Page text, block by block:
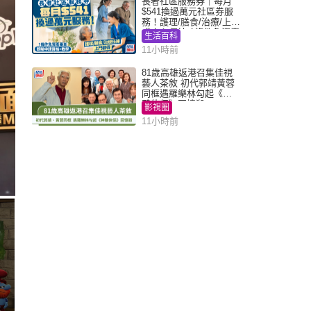
$541換過萬元社區券服
務！護理/膳食/治療/上門
或中心任揀 1條件免資產
審查（附申請資格及教
學）
生活百科
11小時前
81歲高雄返港召集佳視
藝人茶敘 初代郭靖黃蓉
同框遇羅樂林勾起《神
鵰俠侶》回憶殺
影視圈
11小時前